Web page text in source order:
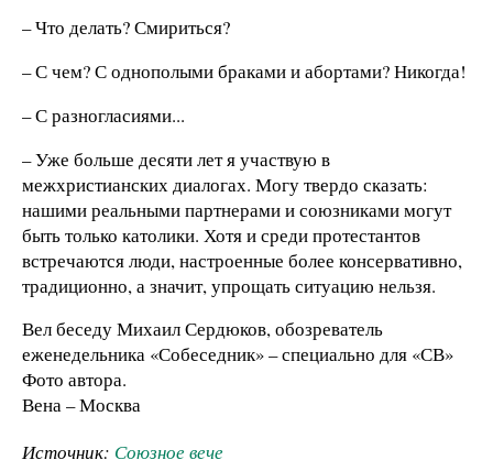
– Что делать? Смириться?
– С чем? С однополыми браками и абортами? Никогда!
– С разногласиями...
– Уже больше десяти лет я участвую в
межхристианских диалогах. Могу твердо сказать:
нашими реальными партнерами и союзниками могут
быть только католики. Хотя и среди протестантов
встречаются люди, настроенные более консервативно,
традиционно, а значит, упрощать ситуацию нельзя.
Вел беседу Михаил Сердюков, обозреватель
еженедельника «Собеседник» – специально для «СВ»
Фото автора.
Вена – Москва
Источник: Союзное вече